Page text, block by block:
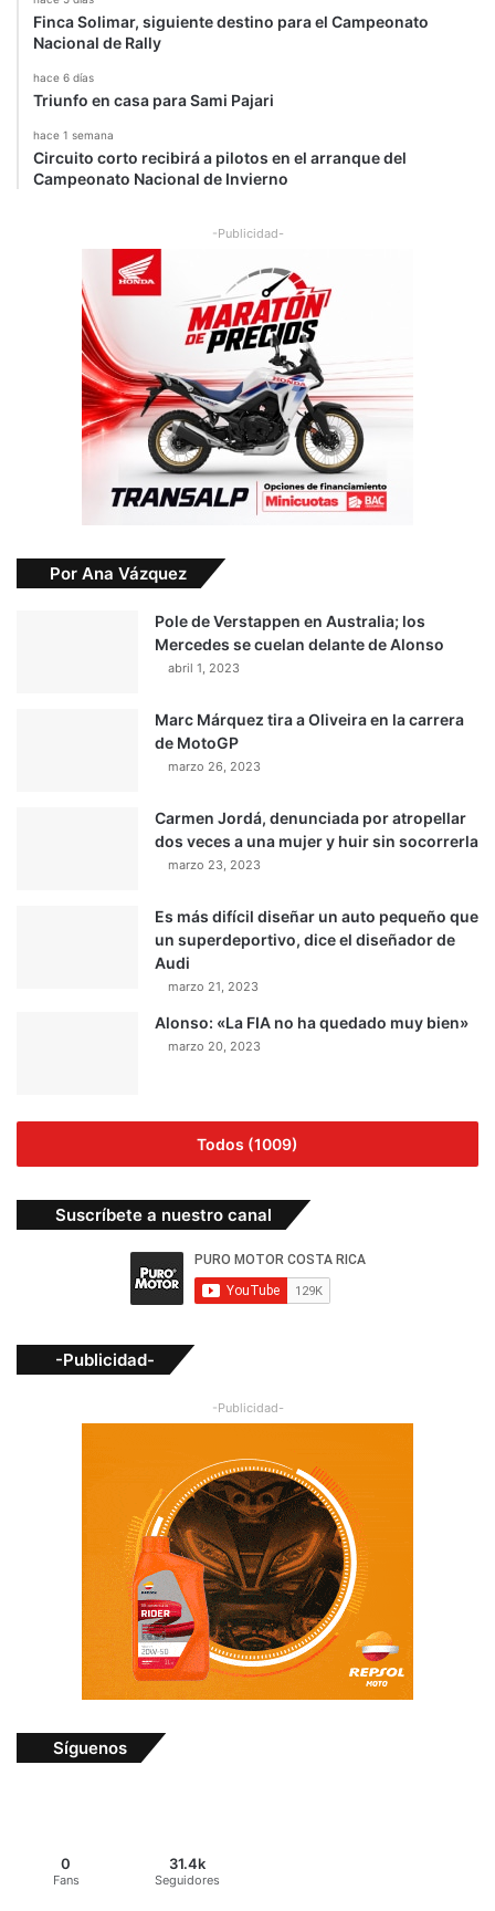
Finca Solimar, siguiente destino para el Campeonato
Nacional de Rally
hace 6 días
Triunfo en casa para Sami Pajari
hace 1 semana
Circuito corto recibirá a pilotos en el arranque del
Campeonato Nacional de Invierno
-Publicidad-
Por Ana Vázquez
Pole de Verstappen en Australia; los
Mercedes se cuelan delante de Alonso
abril 1, 2023
Marc Márquez tira a Oliveira en la carrera
de MotoGP
marzo 26, 2023
Carmen Jordá, denunciada por atropellar
dos veces a una mujer y huir sin socorrerla
marzo 23, 2023
Es más difícil diseñar un auto pequeño que
un superdeportivo, dice el diseñador de
Audi
marzo 21, 2023
Alonso: «La FIA no ha quedado muy bien»
marzo 20, 2023
Todos (1009)
Suscríbete a nuestro canal
-Publicidad-
-Publicidad-
Síguenos
0
Fans
31.4k
Seguidores